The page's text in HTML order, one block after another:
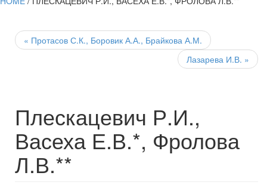
Post
navigation
« Протасов С.К., Боровик А.А., Брайкова А.М.
Лазарева И.В. »
Плескацевич Р.И.,
Васеха Е.В.*, Фролова
Л.В.**